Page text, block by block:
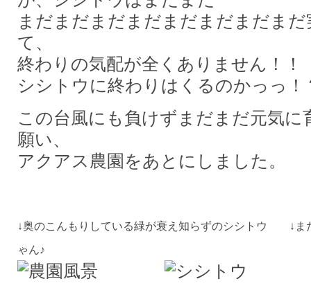
まだまだまだまだまだまだまだま
て、
終わりの気配が全くありません！！
シシトウに終わりはくるのかっっ！
この台風にも負けずまだまだ元気に
願い、
アクアス農園をあとにしました。
↓奥のこんもりしている緑が衰え知らずのシシトウ ↓ま
ゃん♪